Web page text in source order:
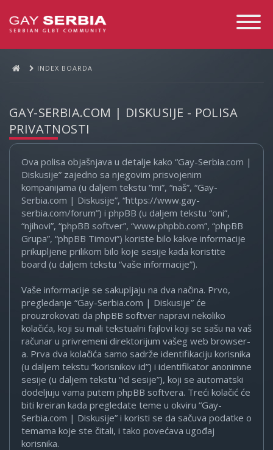
Toggle
INDEX BOARDA
GAY-SERBIA.COM | DISKUSIJE - POLISA
PRIVATNOSTI
Ova polisa objašnjava u detalje kako “Gay-Serbia.com |
Diskusije” zajedno sa njegovim prisvojenim
kompanijama (u daljem tekstu “mi”, “naš”, “Gay-
Serbia.com | Diskusije”, “https://www.gay-
serbia.com/forum”) i phpBB (u daljem tekstu “oni”,
“njihovi”, “phpBB softver”, “www.phpbb.com”, “phpBB
Grupa”, “phpBB Timovi”) koriste bilo kakve informacije
prikupljene prilikom bilo koje sesije kada koristite
board (u daljem tekstu “vaše informacije”).
Vaše informacije se sakupljaju na dva načina. Prvo,
pregledanje “Gay-Serbia.com | Diskusije” će
prouzrokovati da phpBB softver napravi nekoliko
kolačića, koji su mali tekstualni fajlovi koji se sašu na vaš
računar u privremeni direktorijum vašeg web browser-
a. Prva dva kolačića samo sadrže identifikaciju korisnika
(u daljem tekstu “korisnikov id”) i identifikator anonimne
sesije (u daljem tekstu “id sesije”), koji se automatski
dodeljuju vama putem phpBB softvera. Treći kolačić će
biti kreiran kada pregledate teme u okviru “Gay-
Serbia.com | Diskusije” i koristi se da sačuva podatke o
temama koje ste čitali, i tako povećava ugođaj
korisnika.